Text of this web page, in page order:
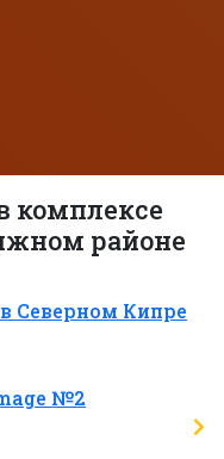
комплексе
районе